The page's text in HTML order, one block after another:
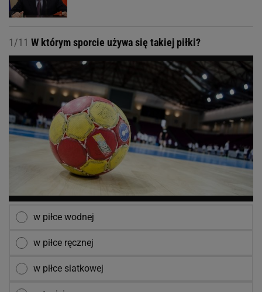
1/11 W którym sporcie używa się takiej piłki?
w piłce wodnej
w piłce ręcznej
w piłce siatkowej